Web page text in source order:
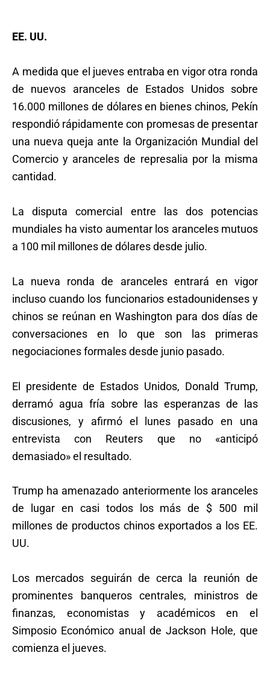
EE. UU.
A medida que el jueves entraba en vigor otra ronda
de nuevos aranceles de Estados Unidos sobre
16.000 millones de dólares en bienes chinos, Pekín
respondió rápidamente con promesas de presentar
una nueva queja ante la Organización Mundial del
Comercio y aranceles de represalia por la misma
cantidad.
La disputa comercial entre las dos potencias
mundiales ha visto aumentar los aranceles mutuos
a 100 mil millones de dólares desde julio.
La nueva ronda de aranceles entrará en vigor
incluso cuando los funcionarios estadounidenses y
chinos se reúnan en Washington para dos días de
conversaciones en lo que son las primeras
negociaciones formales desde junio pasado.
El presidente de Estados Unidos, Donald Trump,
derramó agua fría sobre las esperanzas de las
discusiones, y afirmó el lunes pasado en una
entrevista con Reuters que no «anticipó
demasiado» el resultado.
Trump ha amenazado anteriormente los aranceles
de lugar en casi todos los más de $ 500 mil
millones de productos chinos exportados a los EE.
UU.
Los mercados seguirán de cerca la reunión de
prominentes banqueros centrales, ministros de
finanzas, economistas y académicos en el
Simposio Económico anual de Jackson Hole, que
comienza el jueves.